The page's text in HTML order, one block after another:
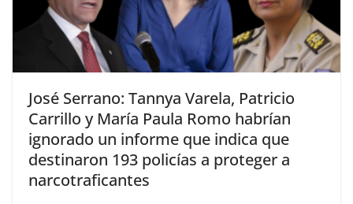
José Serrano: Tannya Varela, Patricio
Carrillo y María Paula Romo habrían
ignorado un informe que indica que
destinaron 193 policías a proteger a
narcotraficantes